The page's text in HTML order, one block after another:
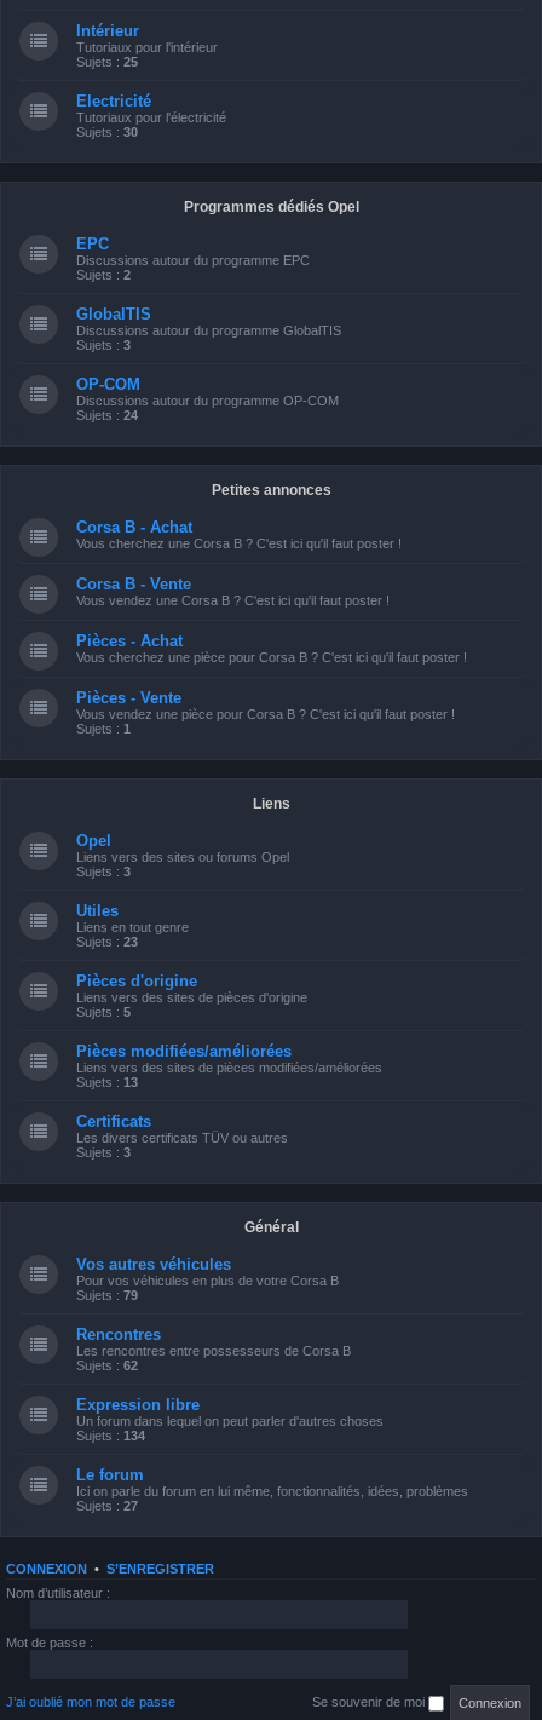
Intérieur
Tutoriaux pour l'intérieur
Sujets : 25
Electricité
Tutoriaux pour l'électricité
Sujets : 30
Programmes dédiés Opel
EPC
Discussions autour du programme EPC
Sujets : 2
GlobalTIS
Discussions autour du programme GlobalTIS
Sujets : 3
OP-COM
Discussions autour du programme OP-COM
Sujets : 24
Petites annonces
Corsa B - Achat
Vous cherchez une Corsa B ? C'est ici qu'il faut poster !
Corsa B - Vente
Vous vendez une Corsa B ? C'est ici qu'il faut poster !
Pièces - Achat
Vous cherchez une pièce pour Corsa B ? C'est ici qu'il faut poster !
Pièces - Vente
Vous vendez une pièce pour Corsa B ? C'est ici qu'il faut poster !
Sujets : 1
Liens
Opel
Liens vers des sites ou forums Opel
Sujets : 3
Utiles
Liens en tout genre
Sujets : 23
Pièces d'origine
Liens vers des sites de pièces d'origine
Sujets : 5
Pièces modifiées/améliorées
Liens vers des sites de pièces modifiées/améliorées
Sujets : 13
Certificats
Les divers certificats TÜV ou autres
Sujets : 3
Général
Vos autres véhicules
Pour vos véhicules en plus de votre Corsa B
Sujets : 79
Rencontres
Les rencontres entre possesseurs de Corsa B
Sujets : 62
Expression libre
Un forum dans lequel on peut parler d'autres choses
Sujets : 134
Le forum
Ici on parle du forum en lui même, fonctionnalités, idées, problèmes
Sujets : 27
CONNEXION • S’ENREGISTRER
Nom d’utilisateur :
Mot de passe :
J’ai oublié mon mot de passe Se souvenir de moi